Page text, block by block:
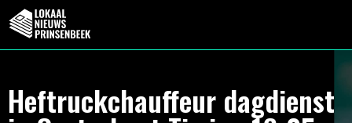
Heftruckchauffeur dagdienst